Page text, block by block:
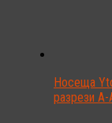
Носеща
разрези